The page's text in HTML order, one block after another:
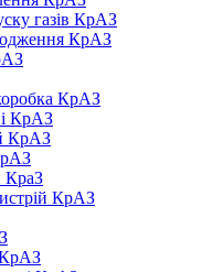
газів КрАЗ
КрАЗ
КрАЗ
КрАЗ
КрАЗ
КраЗ
КрАЗ
КрАЗ